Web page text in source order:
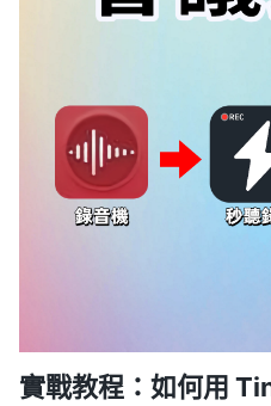
實戰教程：如何用